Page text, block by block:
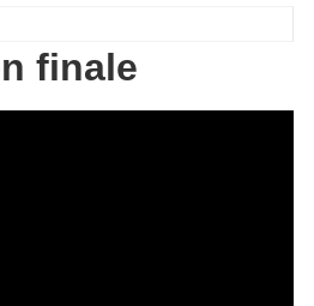
finale